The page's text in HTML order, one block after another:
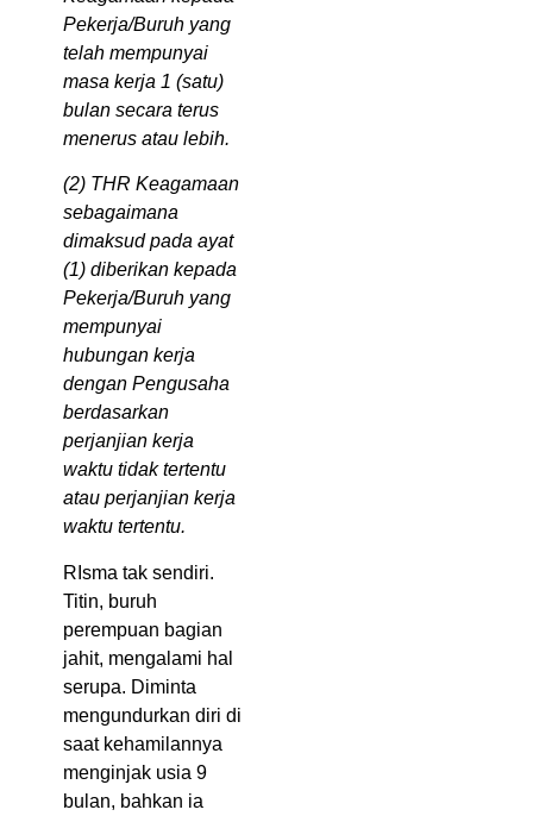
Pekerja/Buruh yang
telah mempunyai
masa kerja 1 (satu)
bulan secara terus
menerus atau lebih.
(2) THR Keagamaan
sebagaimana
dimaksud pada ayat
(1) diberikan kepada
Pekerja/Buruh yang
mempunyai
hubungan kerja
dengan Pengusaha
berdasarkan
perjanjian kerja
waktu tidak tertentu
atau perjanjian kerja
waktu tertentu.
RIsma tak sendiri.
Titin, buruh
perempuan bagian
jahit, mengalami hal
serupa. Diminta
mengundurkan diri di
saat kehamilannya
menginjak usia 9
bulan, bahkan ia